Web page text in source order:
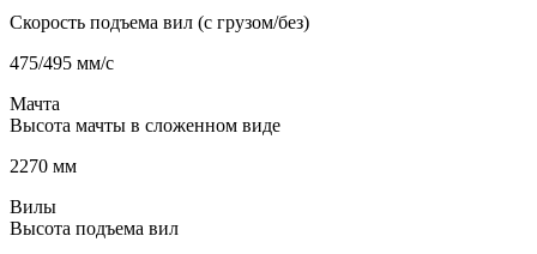
Скорость подъема вил (с грузом/без)
475/495 мм/с
Мачта
Высота мачты в сложенном виде
2270 мм
Вилы
Высота подъема вил